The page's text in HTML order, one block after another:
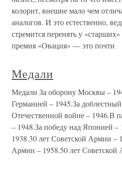
колорит, внешне мало чем
аналогов. И это естественно,
стремится перенять у
премия «Овация» — это почти
Медали
Медали За оборону Москвы –
Германией – 1945.За
Отечественной войне – 1946.В
– 1948.За победу над Японией
1938.30 лет Советской Армии –
Армии – 1958.50 лет Советской